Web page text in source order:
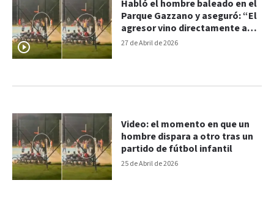
27 de Abril de 2026
Habló el hombre baleado en el
Parque Gazzano y aseguró: “El
agresor vino directamente a
atacarme”
25 de Abril de 2026
Video: el momento en que un
hombre dispara a otro tras un
partido de fútbol infantil